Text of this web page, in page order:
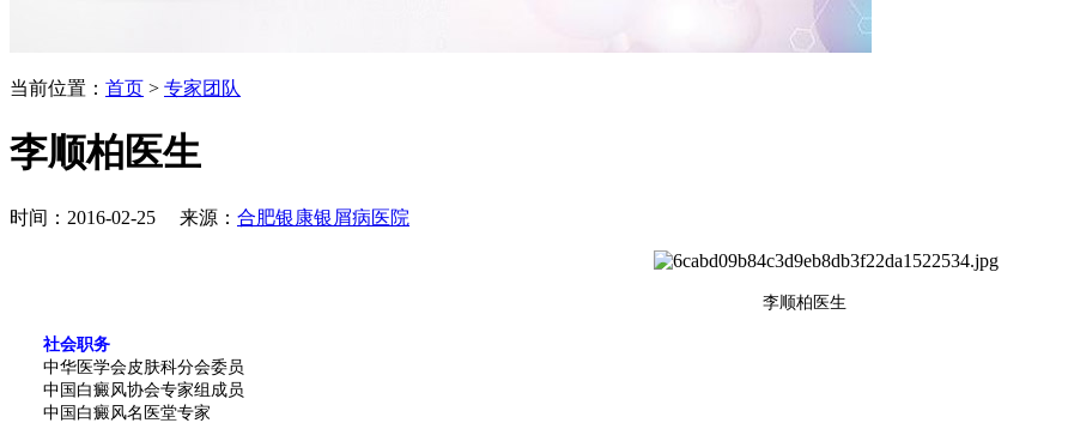
当前位置： 首页 > 专家团队
李顺柏医生
时间：2016-02-25 来源： 合肥银康银屑病医院
李顺柏医生
社会职务
中华医学会皮肤科分会委员
中国白癜风协会专家组成员
中国白癜风名医堂专家